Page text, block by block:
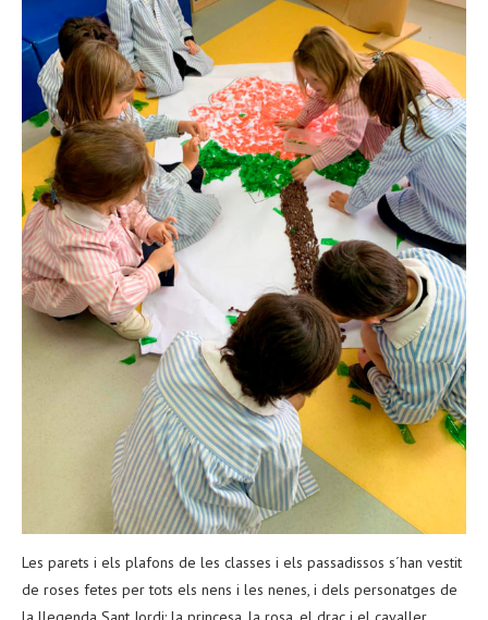
Les parets i els plafons de les classes i els passadissos s´han vestit
de roses fetes per tots els nens i les nenes, i dels personatges de